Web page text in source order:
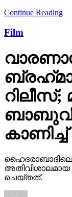
Continue Reading
Film
കാണിച്ച്
ഹൈദരാബാദിലെ
അതിവിശാലമായ
ചെയ്തത്.